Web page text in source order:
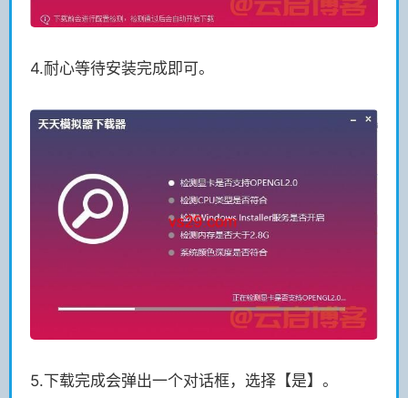
4.耐心等待安装完成即可。
5.下载完成会弹出一个对话框，选择【是】。